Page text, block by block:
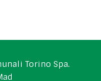
Torino Spa.